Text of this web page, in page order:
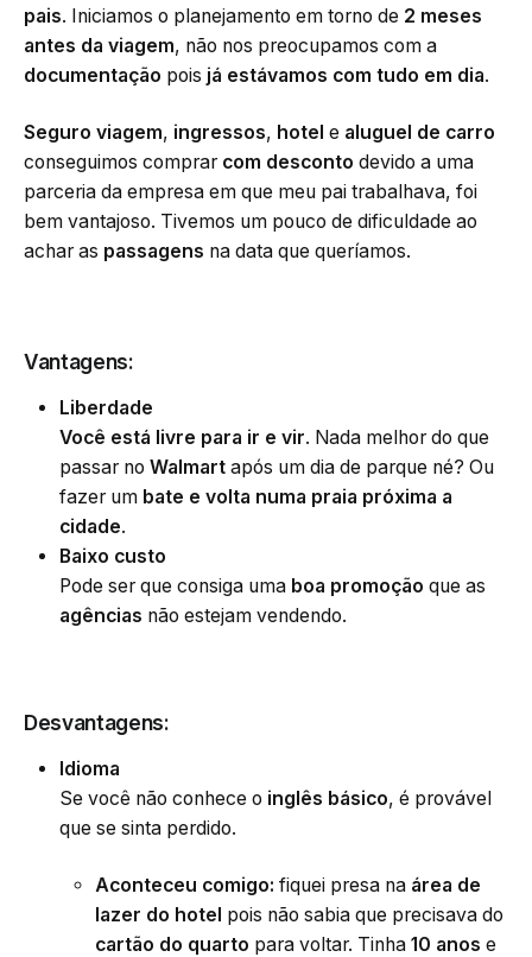
pais. Iniciamos o planejamento em torno de 2 meses
antes da viagem, não nos preocupamos com a
documentação pois já estávamos com tudo em dia.
Seguro viagem, ingressos, hotel e aluguel de carro
conseguimos comprar com desconto devido a uma
parceria da empresa em que meu pai trabalhava, foi
bem vantajoso. Tivemos um pouco de dificuldade ao
achar as passagens na data que queríamos.
Vantagens:
Liberdade
Você está livre para ir e vir. Nada melhor do que
passar no Walmart após um dia de parque né? Ou
fazer um bate e volta numa praia próxima a
cidade.
Baixo custo
Pode ser que consiga uma boa promoção que as
agências não estejam vendendo.
Desvantagens:
Idioma
Se você não conhece o inglês básico, é provável
que se sinta perdido.
Aconteceu comigo: fiquei presa na área de
lazer do hotel pois não sabia que precisava do
cartão do quarto para voltar. Tinha 10 anos e